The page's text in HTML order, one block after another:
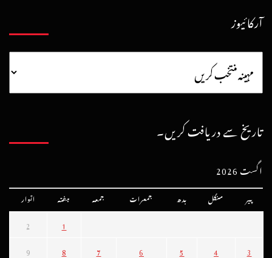
آرکائیوز
تاریخ سے دریافت کریں۔
اگست 2026
پیر منگل بدھ جمعرات جمعہ ہفتہ اتوار
1
2
3
4
5
6
7
8
9